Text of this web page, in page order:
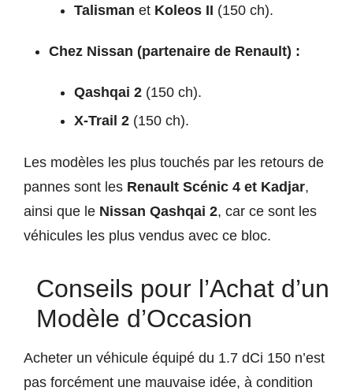
Talisman et Koleos II (150 ch).
Chez Nissan (partenaire de Renault) :
Qashqai 2 (150 ch).
X-Trail 2 (150 ch).
Les modèles les plus touchés par les retours de
pannes sont les Renault Scénic 4 et Kadjar,
ainsi que le Nissan Qashqai 2, car ce sont les
véhicules les plus vendus avec ce bloc.
Conseils pour l’Achat d’un
Modèle d’Occasion
Acheter un véhicule équipé du 1.7 dCi 150 n’est
pas forcément une mauvaise idée, à condition